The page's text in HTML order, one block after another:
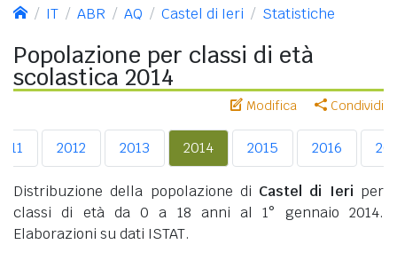
IT ABR AQ Castel di Ieri Statistiche
Popolazione per classi di età
scolastica 2014
Modifica Condividi
2012 2013 2014 2015 2016
Distribuzione della popolazione di Castel di Ieri per
classi di età da 0 a 18 anni al 1° gennaio 2014.
Elaborazioni su dati ISTAT.